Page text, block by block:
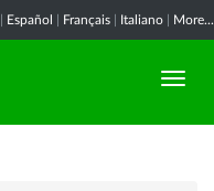
Español Français Italiano More...